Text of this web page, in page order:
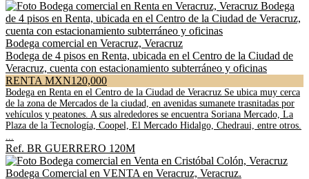
Bodega comercial en Veracruz, Veracruz
Bodega de 4 pisos en Renta, ubicada en el Centro de la Ciudad de
Veracruz, cuenta con estacionamiento subterráneo y oficinas
RENTA MXN120,000
Bodega en Renta en el Centro de la Ciudad de Veracruz Se ubica muy cerca
de la zona de Mercados de la ciudad, en avenidas sumanete trasnitadas por
vehículos y peatones. A sus alrededores se encuentra Soriana Mercado, La
Plaza de la Tecnología, Coopel, El Mercado Hidalgo, Chedraui, entre otros.
...
Ref. BR GUERRERO 120M